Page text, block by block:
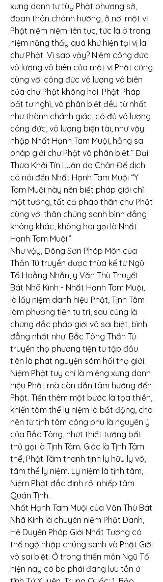
xưng danh tự tùy Phật phương sở,
đoan thân chánh hướng, ở nơi một vị
Phật niệm niệm liên tục, tức là ở trong
niệm năng thấy quá khứ hiện tại vị lai
chư Phật. Vì sao vậy? Niệm công đức
vô lượng vô biên của một vị Phật cũng
cùng với công đức vô lượng vô biên
của chư Phật không hai. Phật Pháp
bất tư nghì, vô phân biệt đều từ nhất
như thành chánh giác, có đủ vô lượng
công đức, vô lượng biện tài, như vậy
nhập Nhất Hạnh Tam Muội, hằng sa
pháp giới chư Phật vô phân biệt.” Đại
Thừa Khởi Tín Luận do Chân Đế dịch
có nói đến Nhất Hạnh Tam Muội “Y
Tam Muội này nên biết pháp giới chỉ
một tướng, tất cả pháp thân chư Phật
cùng với thân chúng sanh bình đẳng
không khác, không hai gọi là Nhất
Hạnh Tam Muội.”
Như vậy, Đông Sơn Pháp Môn của
Thần Tú truyền được thừa kế từ Ngũ
Tổ Hoằng Nhẫn, y Văn Thù Thuyết
Bát Nhã Kinh - Nhất Hạnh Tam Muội,
là lấy niệm danh hiệu Phật, Tịnh Tâm
làm phương tiện tu trì, sau cùng là
chứng đắc pháp giới vô sai biệt, bình
đẳng nhất như. Bắc Tông Thần Tú
truyền thọ phương tiện tu tập đầu
tiên là phát nguyện sám hối thọ giới.
Niệm Phật tuy chỉ là miệng xưng danh
hiệu Phật mà còn dẫn tâm hướng đến
Phật. Tiến thêm một bước là tọa thiền,
khiến tâm thể ly niệm là bất động, cho
nên từ tịnh tâm công phu là nguyên ý
của Bắc Tông, nhứt thiết tướng bất
thủ gọi là Tịnh Tâm. Giác là Tịnh Tâm
thể, Phật Tâm thanh tịnh ly hữu ly vô,
tâm thể ly niệm. Ly niệm là tịnh tâm,
Niệm Phật đắc định rồi nhiếp tâm
Quán Tịnh.
Nhất Hạnh Tam Muội của Văn Thù Bát
Nhã Kinh là chuyên niệm Phật Danh,
Hệ Duyên Pháp Giới Nhất Tướng có
thể ngộ nhập chúng sanh và Phật Giới
vô sai biệt. Ở trong thiền môn Ngũ Tổ
hiện nay có ba phái đang lưu tồn ở